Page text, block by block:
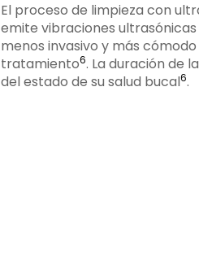
El proceso de limpieza con
emite vibraciones
menos invasivo y más
tratamiento6. La duración de
del estado de su salud bucal6.